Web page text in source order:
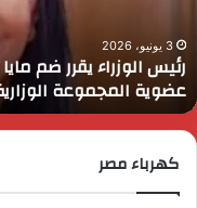
التضامن
الاجتماعي
إلى
عضوية
المجموعة
الوزارية
3 يونيو، 2026
رئيس الوزراء يقرر ضم
عضوية المجموعة
كهرباء مصر